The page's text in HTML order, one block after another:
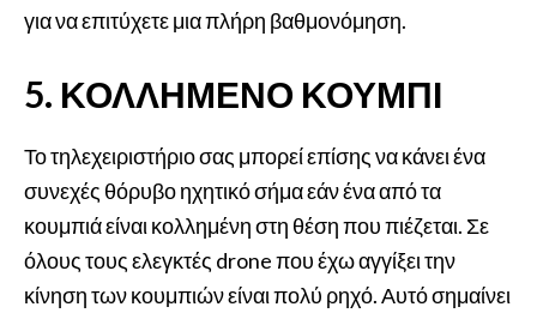
για να επιτύχετε μια πλήρη βαθμονόμηση.
5. ΚΟΛΛΗΜΈΝΟ ΚΟΥΜΠΊ
Το τηλεχειριστήριο σας μπορεί επίσης να κάνει ένα
συνεχές θόρυβο ηχητικό σήμα εάν ένα από τα
κουμπιά είναι κολλημένη στη θέση που πιέζεται. Σε
όλους τους ελεγκτές drone που έχω αγγίξει την
κίνηση των κουμπιών είναι πολύ ρηχό. Αυτό σημαίνει